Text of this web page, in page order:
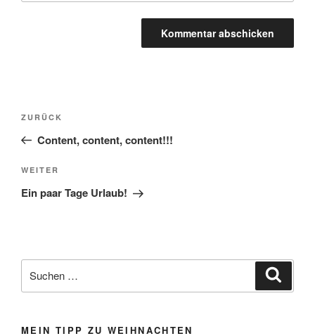
Beitragsnavigation
Vorheriger
Beitrag
ZURÜCK
Content, content, content!!!
Nächster
Beitrag
WEITER
Ein paar Tage Urlaub!
nach:
MEIN TIPP ZU WEIHNACHTEN